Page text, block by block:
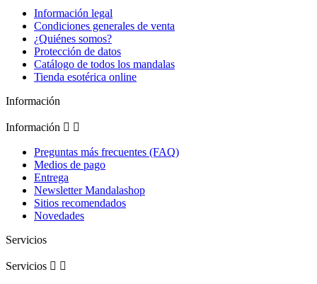
Información legal
Condiciones generales de venta
¿Quiénes somos?
Protección de datos
Catálogo de todos los mandalas
Tienda esotérica online
Información
Información  
Preguntas más frecuentes (FAQ)
Medios de pago
Entrega
Newsletter Mandalashop
Sitios recomendados
Novedades
Servicios
Servicios  